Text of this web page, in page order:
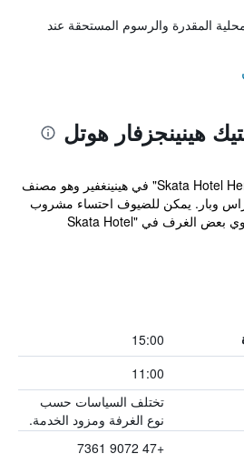
المقدرة والرسوم المستحقة عند
هينينجزفار هوتل
يقع مكان إقامة "Skata Hotel Henningsvær" في هينينغفير وهو مصنف
وتراس وبار. يمكن للضيوف احتساء مشروب
في بار الوجبات الخفيفة. تحتوي بعض الغرف في "Skata Hotel
15:00
11:00
تختلف السياسات حسب
نوع الغرفة ومزود الخدمة.
+47 9072 7361